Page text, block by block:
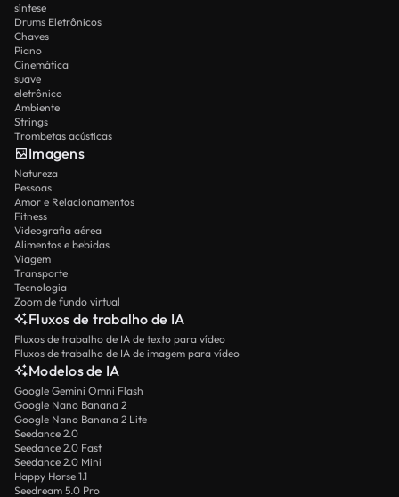
síntese
Drums Eletrônicos
Chaves
Piano
Cinemática
suave
eletrônico
Ambiente
Strings
Trombetas acústicas
Imagens
Natureza
Pessoas
Amor e Relacionamentos
Fitness
Videografia aérea
Alimentos e bebidas
Viagem
Transporte
Tecnologia
Zoom de fundo virtual
Fluxos de trabalho de IA
Fluxos de trabalho de IA de texto para vídeo
Fluxos de trabalho de IA de imagem para vídeo
Modelos de IA
Google Gemini Omni Flash
Google Nano Banana 2
Google Nano Banana 2 Lite
Seedance 2.0
Seedance 2.0 Fast
Seedance 2.0 Mini
Happy Horse 1.1
Seedream 5.0 Pro